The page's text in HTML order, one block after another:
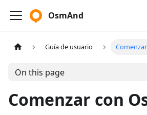
OsmAnd
Guía de usuario
On this page
Comenzar con